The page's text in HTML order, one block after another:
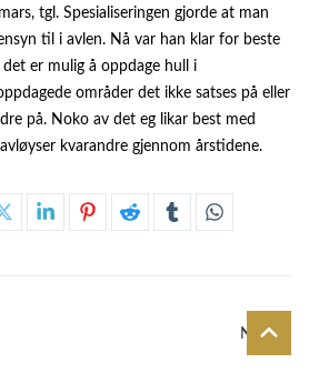
tgl. Spesialiseringen gjorde at man
til i avlen. Nå var han klar for beste
er mulig å oppdage hull i
områder det ikke satses på eller
på. Noko av det eg likar best med
kvarandre gjennom årstidene.
Next